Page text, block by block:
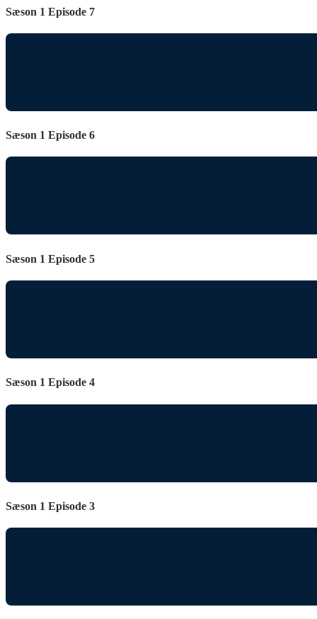
Sæson 1 Episode 7
Sæson 1 Episode 6
Sæson 1 Episode 5
Sæson 1 Episode 4
Sæson 1 Episode 3